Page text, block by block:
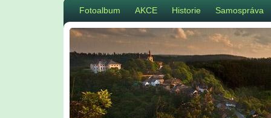
Fotoalbum AKCE Historie Samospráva